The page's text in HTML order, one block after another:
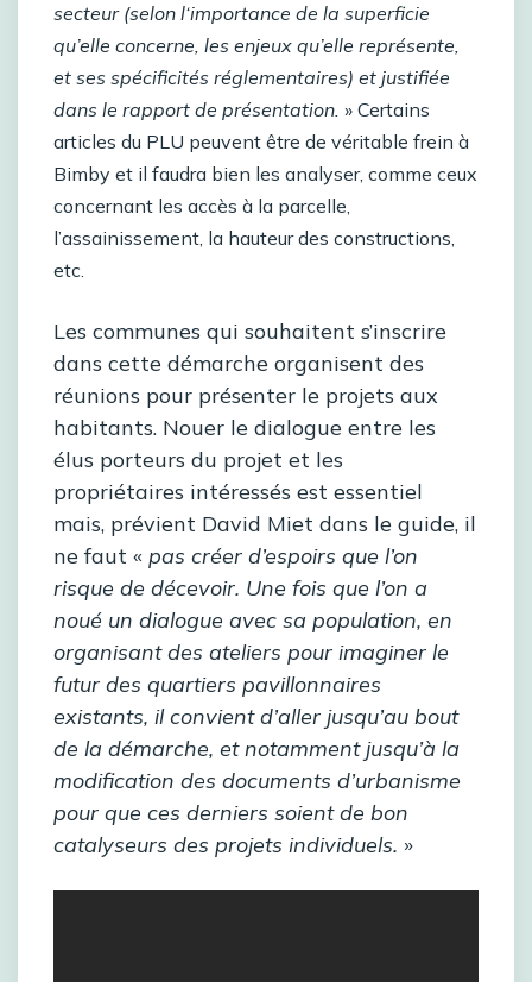
secteur (selon l‘importance de la superficie
qu’elle concerne, les enjeux qu’elle représente,
et ses spécificités réglementaires) et justifiée
dans le rapport de présentation. » Certains
articles du PLU peuvent être de véritable frein à
Bimby et il faudra bien les analyser, comme ceux
concernant les accès à la parcelle,
l’assainissement, la hauteur des constructions,
etc.
Les communes qui souhaitent s’inscrire
dans cette démarche organisent des
réunions pour présenter le projets aux
habitants. Nouer le dialogue entre les
élus porteurs du projet et les
propriétaires intéressés est essentiel
mais, prévient David Miet dans le guide, il
ne faut « pas créer d’espoirs que l’on
risque de décevoir. Une fois que l’on a
noué un dialogue avec sa population, en
organisant des ateliers pour imaginer le
futur des quartiers pavillonnaires
existants, il convient d’aller jusqu’au bout
de la démarche, et notamment jusqu’à la
modification des documents d’urbanisme
pour que ces derniers soient de bon
catalyseurs des projets individuels. »